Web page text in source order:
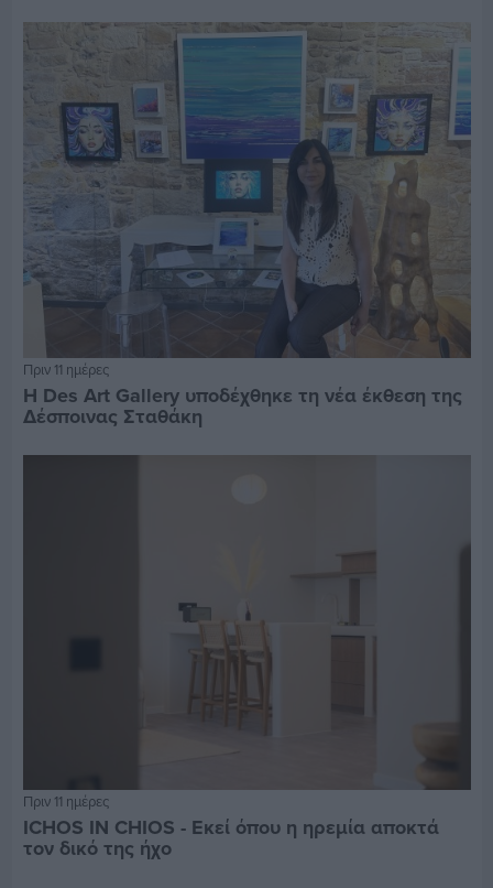
Πριν 11 ημέρες
Η Des Art Gallery υποδέχθηκε τη νέα έκθεση της
Δέσποινας Σταθάκη
Πριν 11 ημέρες
ICHOS IN CHIOS - Εκεί όπου η ηρεμία αποκτά
τον δικό της ήχο